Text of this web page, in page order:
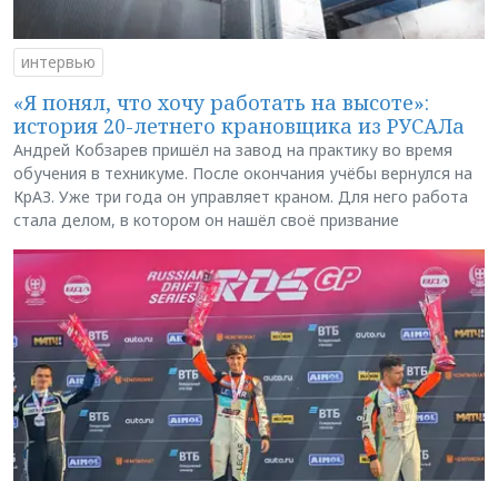
интервью
«Я понял, что хочу работать на высоте»:
история 20-летнего крановщика из РУСАЛа
Андрей Кобзарев пришёл на завод на практику во время
обучения в техникуме. После окончания учёбы вернулся на
КрАЗ. Уже три года он управляет краном. Для него работа
стала делом, в котором он нашёл своё призвание